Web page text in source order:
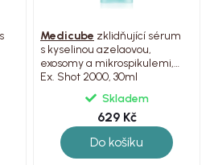
Medicube zklidňující sérum
s kyselinou azelaovou,
exosomy a mikrospikulemi,
Ex. Shot 2000, 30ml
Skladem
629 Kč
Do košíku